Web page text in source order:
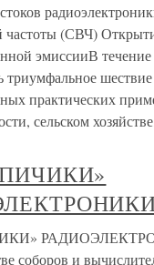
частоты (СВЧ)
эмиссииВ
триумфальное
практических
сельском
соборов и